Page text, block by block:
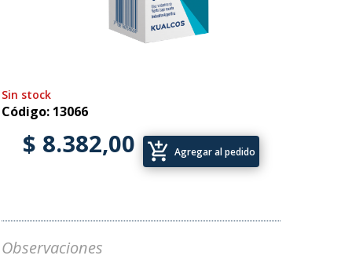
Sin stock
Código: 13066
$ 8.382,00 add_shopping_cart Agregar al pedido
Observaciones